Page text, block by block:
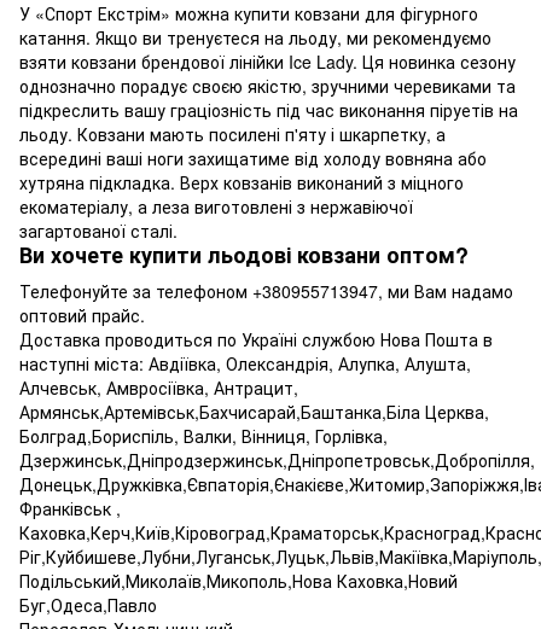
У «Спорт Екстрім» можна купити ковзани для фігурного
катання. Якщо ви тренуєтеся на льоду, ми рекомендуємо
взяти ковзани брендової лінійки Ice Lady. Ця новинка сезону
однозначно порадує своєю якістю, зручними черевиками та
підкреслить вашу граціозність під час виконання піруетів на
льоду. Ковзани мають посилені п'яту і шкарпетку, а
всередині ваші ноги захищатиме від холоду вовняна або
хутряна підкладка. Верх ковзанів виконаний з міцного
екоматеріалу, а леза виготовлені з нержавіючої
загартованої сталі.
Ви хочете купити льодові ковзани оптом?
Телефонуйте за телефоном +380955713947, ми Вам надамо
оптовий прайс.
Доставка проводиться по Україні службою Нова Пошта в
наступні міста: Авдіївка, Олександрія, Алупка, Алушта,
Алчевськ, Амвросіївка, Антрацит,
Армянськ,Артемівськ,Бахчисарай,Баштанка,Біла Церква,
Болград,Бориспіль, Валки, Вінниця, Горлівка,
Дзержинськ,Дніпродзержинськ,Дніпропетровськ,Добропілля,
Франківськ ,
Подільський,Миколаїв,Микополь,Нова Каховка,Новий
Буг,Одеса,Павло